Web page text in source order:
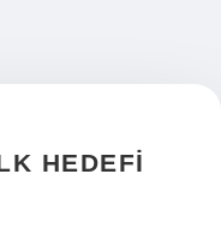
HEDEFI